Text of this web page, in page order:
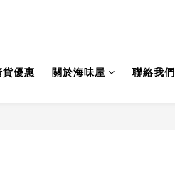
貨優惠 關於海味屋 聯絡我們